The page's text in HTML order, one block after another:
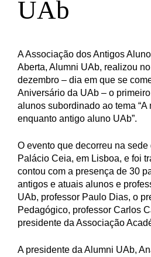
UAb
A Associação dos Antigos
Aberta, Alumni UAb, realizou
dezembro – dia em que se
Aniversário da UAb – o
alunos subordinado ao tema
enquanto antigo aluno UAb”.
O evento que decorreu na
Palácio Ceia, em Lisboa, e foi
contou com a presença de 30
antigos e atuais alunos e
UAb, professor Paulo Dias, o
Pedagógico, professor Carlos
presidente da Associação
A presidente da Alumni UAb,